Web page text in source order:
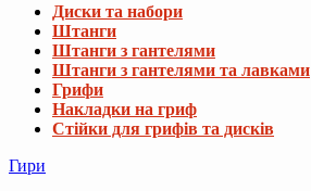
Диски та набори
Штанги
Штанги з гантелями
Штанги з гантелями та лавками
Грифи
Накладки на гриф
Стійки для грифів та дисків
Гири